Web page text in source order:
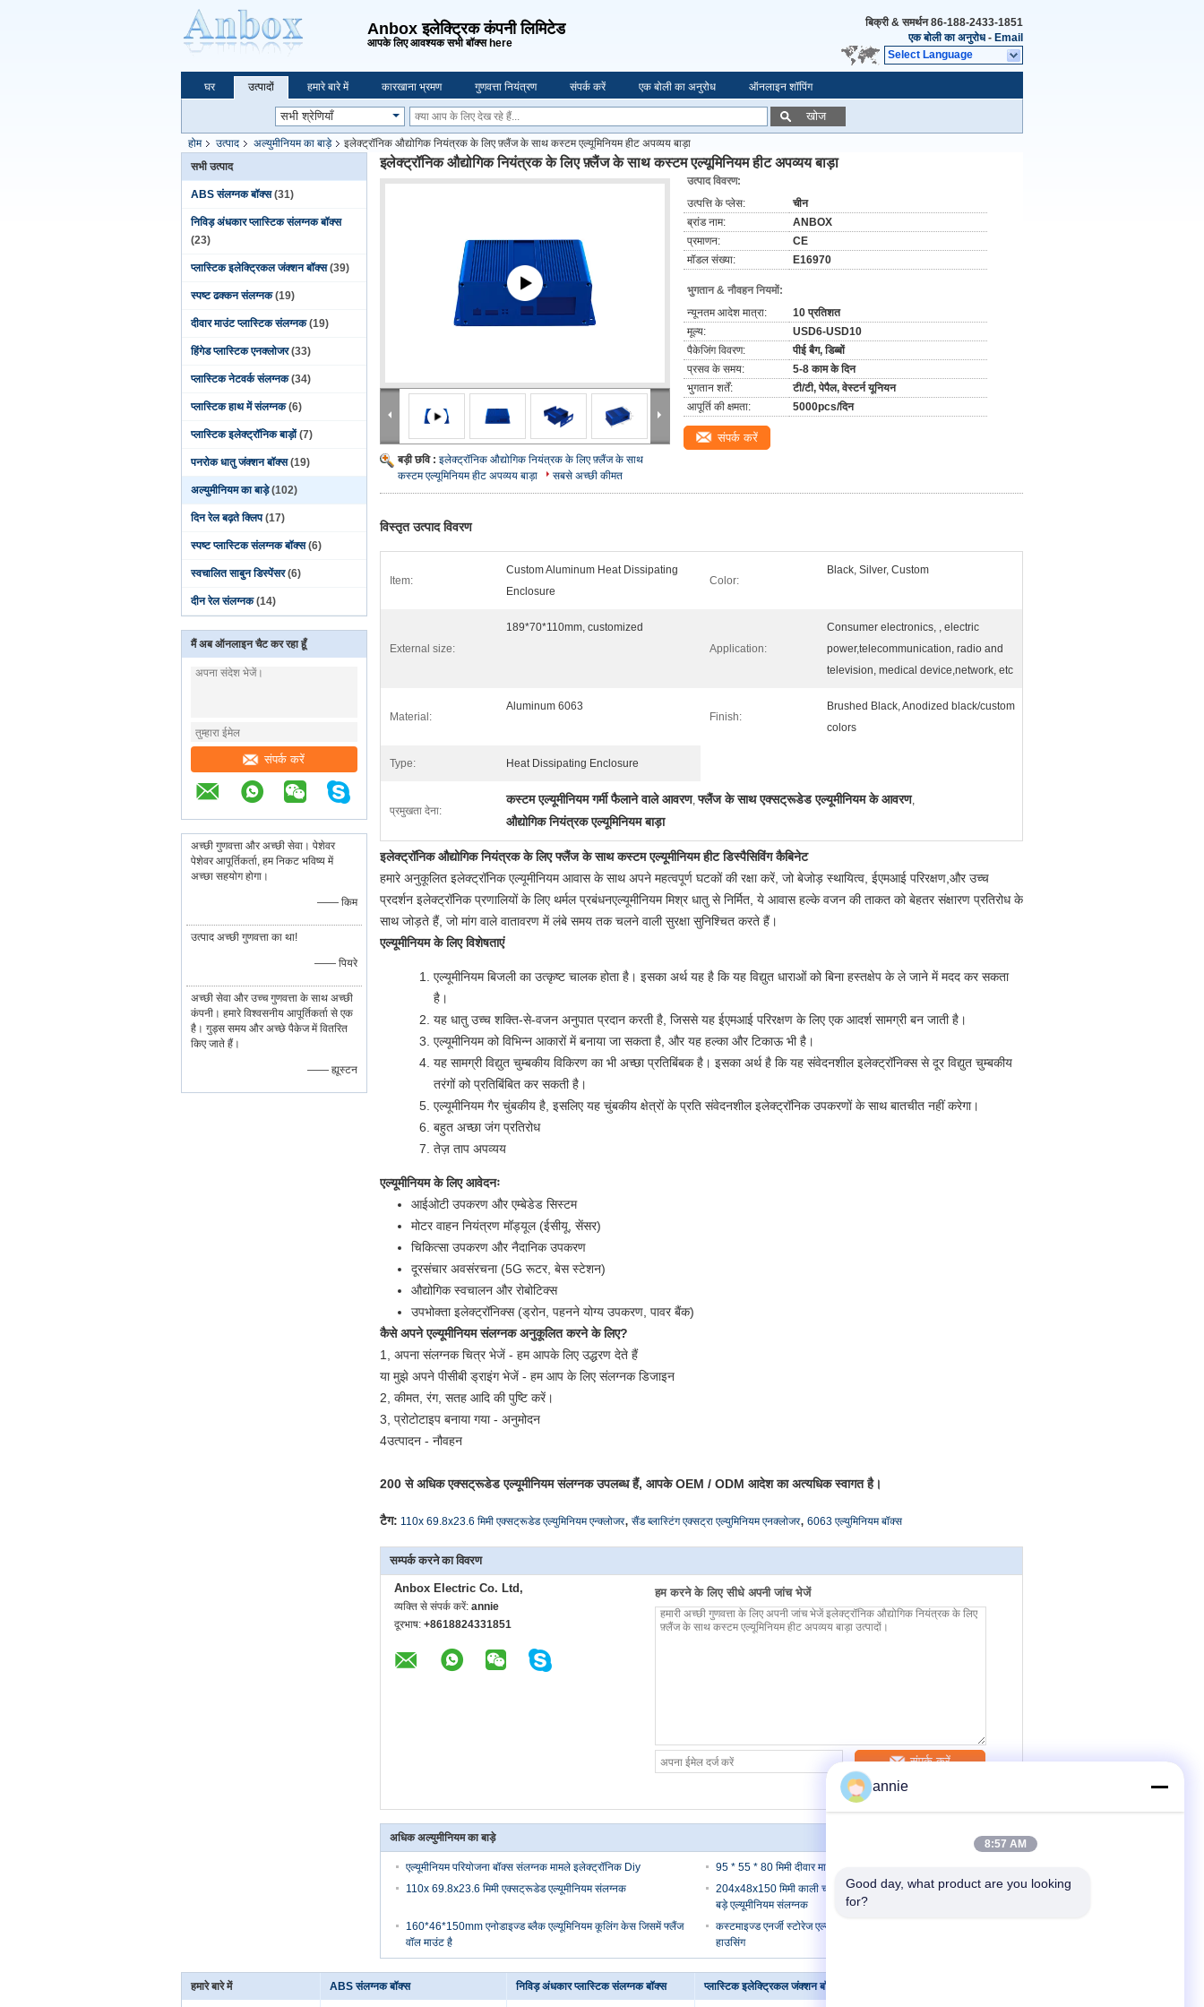
Anbox इलेक्ट्रिक कंपनी लिमिटेड
आपके लिए आवश्यक सभी बॉक्स here
बिक्री & समर्थन86-188-2433-1851
एक बोली का अनुरोध - Email
Select Language
घर उत्पादों हमारे बारे में कारखाना भ्रमण गुणवत्ता नियंत्रण संपर्क करें एक बोली का अनुरोध ऑनलाइन शॉपिंग
खोज
होम उत्पाद अल्युमीनियम का बाड़े
इलेक्ट्रॉनिक औद्योगिक नियंत्रक के लिए फ़्लैंज के साथ कस्टम एल्यूमिनियम हीट अपव्यय बाड़ा
सभी उत्पाद
ABS संलग्नक बॉक्स (31)
निविड़ अंधकार प्लास्टिक संलग्नक बॉक्स
(23)
प्लास्टिक इलेक्ट्रिकल जंक्शन बॉक्स (39)
स्पष्ट ढक्कन संलग्नक (19)
दीवार माउंट प्लास्टिक संलग्नक (19)
हिंगेड प्लास्टिक एनक्लोजर (33)
प्लास्टिक नेटवर्क संलग्नक (34)
प्लास्टिक हाथ में संलग्नक (6)
प्लास्टिक इलेक्ट्रॉनिक बाड़ों (7)
पनरोक धातु जंक्शन बॉक्स (19)
अल्युमीनियम का बाड़े (102)
दिन रेल बढ़ते क्लिप (17)
स्पष्ट प्लास्टिक संलग्नक बॉक्स (6)
स्वचालित साबुन डिस्पेंसर (6)
दीन रेल संलग्नक (14)
मैं अब ऑनलाइन चैट कर रहा हूँ
संपर्क करें
अच्छी गुणवत्ता और अच्छी सेवा। पेशेवर
पेशेवर आपूर्तिकर्ता, हम निकट भविष्य में
अच्छा सहयोग होगा।
—— किम
उत्पाद अच्छी गुणवत्ता का था!
—— पियरे
अच्छी सेवा और उच्च गुणवत्ता के साथ अच्छी
कंपनी। हमारे विश्वसनीय आपूर्तिकर्ता से एक
है। गुड्स समय और अच्छे पैकेज में वितरित
किए जाते हैं।
—— ह्यूस्टन
इलेक्ट्रॉनिक औद्योगिक नियंत्रक के लिए फ़्लैंज के साथ कस्टम एल्यूमिनियम हीट अपव्यय बाड़ा
बड़ी छवि : इलेक्ट्रॉनिक औद्योगिक नियंत्रक के लिए फ़्लैंज के साथ
कस्टम एल्यूमिनियम हीट अपव्यय बाड़ा
सबसे अच्छी कीमत
उत्पाद विवरण:
उत्पत्ति के प्लेस:
चीन
ब्रांड नाम:
ANBOX
प्रमाणन:
CE
मॉडल संख्या:
E16970
भुगतान & नौवहन नियमों:
न्यूनतम आदेश मात्रा:
10 प्रतिशत
मूल्य:
USD6-USD10
पैकेजिंग विवरण:
पीई बैग, डिब्बों
प्रसव के समय:
5-8 काम के दिन
भुगतान शर्तें:
टी/टी, पेपैल, वेस्टर्न यूनियन
आपूर्ति की क्षमता:
5000pcs/दिन
संपर्क करें
विस्तृत उत्पाद विवरण
Item:
Custom Aluminum Heat Dissipating
Enclosure
Color:
Black, Silver, Custom
External size:
189*70*110mm, customized
Application:
Consumer electronics, , electric
power,telecommunication, radio and
television, medical device,network, etc
Material:
Aluminum 6063
Finish:
Brushed Black, Anodized black/custom
colors
Type: Heat Dissipating Enclosure
प्रमुखता देना:
कस्टम एल्यूमीनियम गर्मी फैलाने वाले आवरण,फ्लैंज के साथ एक्सट्रूडेड एल्यूमीनियम के आवरण,
औद्योगिक नियंत्रक एल्यूमिनियम बाड़ा
इलेक्ट्रॉनिक औद्योगिक नियंत्रक के लिए फ्लैंज के साथ कस्टम एल्यूमीनियम हीट डिस्पैसिविंग कैबिनेट
हमारे अनुकूलित इलेक्ट्रॉनिक एल्यूमीनियम आवास के साथ अपने महत्वपूर्ण घटकों की रक्षा करें, जो बेजोड़ स्थायित्व, ईएमआई परिरक्षण,और उच्च
प्रदर्शन इलेक्ट्रॉनिक प्रणालियों के लिए थर्मल प्रबंधनएल्यूमीनियम मिश्र धातु से निर्मित, ये आवास हल्के वजन की ताकत को बेहतर संक्षारण प्रतिरोध के
साथ जोड़ते हैं, जो मांग वाले वातावरण में लंबे समय तक चलने वाली सुरक्षा सुनिश्चित करते हैं।
एल्यूमीनियम के लिए विशेषताएं
एल्यूमीनियम बिजली का उत्कृष्ट चालक होता है। इसका अर्थ यह है कि यह विद्युत धाराओं को बिना हस्तक्षेप के ले जाने में मदद कर सकता
है।
यह धातु उच्च शक्ति-से-वजन अनुपात प्रदान करती है, जिससे यह ईएमआई परिरक्षण के लिए एक आदर्श सामग्री बन जाती है।
एल्यूमीनियम को विभिन्न आकारों में बनाया जा सकता है, और यह हल्का और टिकाऊ भी है।
यह सामग्री विद्युत चुम्बकीय विकिरण का भी अच्छा प्रतिबिंबक है। इसका अर्थ है कि यह संवेदनशील इलेक्ट्रॉनिक्स से दूर विद्युत चुम्बकीय
तरंगों को प्रतिबिंबित कर सकती है।
एल्यूमीनियम गैर चुंबकीय है, इसलिए यह चुंबकीय क्षेत्रों के प्रति संवेदनशील इलेक्ट्रॉनिक उपकरणों के साथ बातचीत नहीं करेगा।
बहुत अच्छा जंग प्रतिरोध
तेज़ ताप अपव्यय
एल्यूमीनियम के लिए आवेदनः
आईओटी उपकरण और एम्बेडेड सिस्टम
मोटर वाहन नियंत्रण मॉड्यूल (ईसीयू, सेंसर)
चिकित्सा उपकरण और नैदानिक उपकरण
दूरसंचार अवसंरचना (5G रूटर, बेस स्टेशन)
औद्योगिक स्वचालन और रोबोटिक्स
उपभोक्ता इलेक्ट्रॉनिक्स (ड्रोन, पहनने योग्य उपकरण, पावर बैंक)
कैसे अपने एल्यूमीनियम संलग्नक अनुकूलित करने के लिए?
1, अपना संलग्नक चित्र भेजें - हम आपके लिए उद्धरण देते हैं
या मुझे अपने पीसीबी ड्राइंग भेजें - हम आप के लिए संलग्नक डिजाइन
2, कीमत, रंग, सतह आदि की पुष्टि करें।
3, प्रोटोटाइप बनाया गया - अनुमोदन
4उत्पादन - नौवहन
200 से अधिक एक्सट्रूडेड एल्यूमीनियम संलग्नक उपलब्ध हैं, आपके OEM / ODM आदेश का अत्यधिक स्वागत है।
टैग: 110x 69.8x23.6 मिमी एक्सट्रूडेड एल्युमिनियम एन्क्लोजर, सैंड ब्लास्टिंग एक्सट्रा एल्युमिनियम एनक्लोजर, 6063 एल्युमिनियम बॉक्स
सम्पर्क करने का विवरण
Anbox Electric Co. Ltd,
व्यक्ति से संपर्क करें: annie
दूरभाष: +8618824331851
हम करने के लिए सीधे अपनी जांच भेजें
संपर्क करें
अधिक अल्युमीनियम का बाड़े
एल्यूमीनियम परियोजना बॉक्स संलग्नक मामले इलेक्ट्रॉनिक Diy
95 * 55 * 80 मिमी दीवार माउंट विद्युत संलग्नक
110x 69.8x23.6 मिमी एक्सट्रूडेड एल्यूमीनियम संलग्नक
204x48x150 मिमी काली चांदी के रंग में हीटसिंक पक्षों के साथ एक्सट्रूडेड
बड़े एल्यूमीनियम संलग्नक
160*46*150mm एनोडाइज्ड ब्लैक एल्यूमिनियम कूलिंग केस जिसमें फ्लैंज
वॉल माउंट है
कस्टमाइज्ड एनर्जी स्टोरेज एल्यूमिनियम एनक्लोजर पावर सप्लाई एल्यूमिनियम
हाउसिंग
हमारे बारे में ABS संलग्नक बॉक्स निविड़ अंधकार प्लास्टिक संलग्नक बॉक्स प्लास्टिक इलेक्ट्रिकल जंक्शन बॉक्स
annie
8:57 AM
Good day, what product are you looking
for?